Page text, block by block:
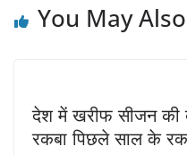
You May
देश में खरीफ सीजन की
रकबा पिछले साल के